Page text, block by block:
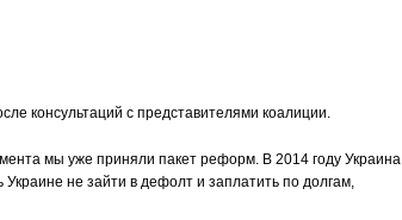
консультаций с представителями коалиции.
мы уже приняли пакет реформ. В 2014 году Украина
не зайти в дефолт и заплатить по долгам,